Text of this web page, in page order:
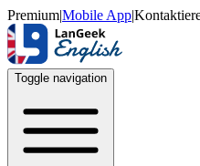
Premium|Mobile App|
Toggle navigation